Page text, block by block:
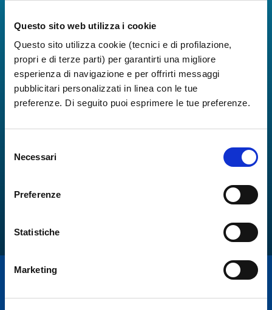
Questo sito web utilizza i cookie
Questo sito utilizza cookie (tecnici e di profilazione,
propri e di terze parti) per garantirti una migliore
esperienza di navigazione e per offrirti messaggi
pubblicitari personalizzati in linea con le tue
preferenze. Di seguito puoi esprimere le tue preferenze.
delNecessari
Preferenze
Statistiche
Marketing